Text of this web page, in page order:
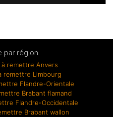
par région
à remettre Anvers
remettre Limbourg
Flandre-Orientale
Brabant flamand
Flandre-Occidentale
Brabant wallon